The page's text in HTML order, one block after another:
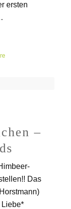
ersten
–
Das